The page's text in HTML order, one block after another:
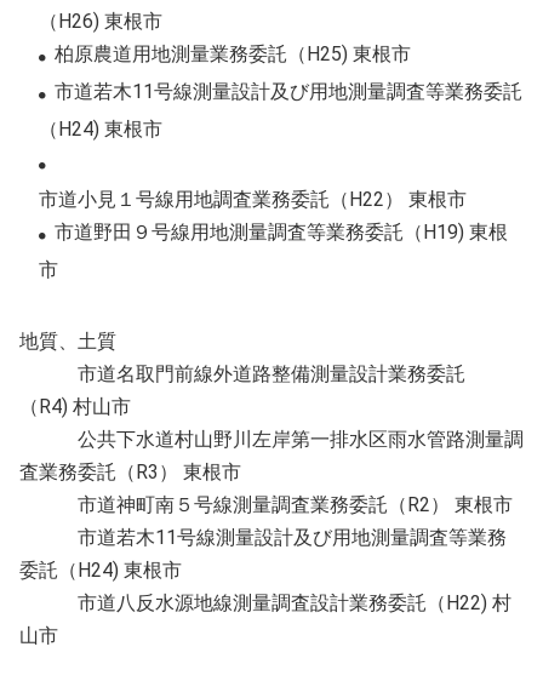
（H26) 東根市
柏原農道用地測量業務委託（H25) 東根市
市道若木11号線測量設計及び用地測量調査等業務委託
（H24) 東根市
市道小見１号線用地調査業務委託（H22） 東根市
市道野田９号線用地測量調査等業務委託（H19) 東根
市
地質、土質
市道名取門前線外道路整備測量設計業務委託
（R4) 村山市
公共下水道村山野川左岸第一排水区雨水管路測量調
査業務委託（R3） 東根市
市道神町南５号線測量調査業務委託（R2） 東根市
市道若木11号線測量設計及び用地測量調査等業務
委託（H24) 東根市
市道八反水源地線測量調査設計業務委託（H22) 村
山市